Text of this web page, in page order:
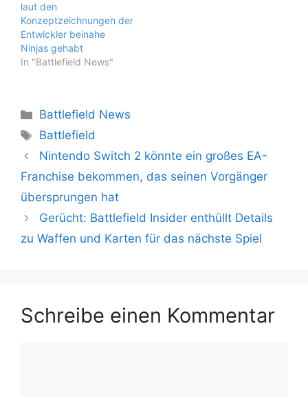
laut den
Konzeptzeichnungen der
Entwickler beinahe
Ninjas gehabt
In "Battlefield News"
Kategorien
Battlefield News
Schlagwörter
Battlefield
Nintendo Switch 2 könnte ein großes EA-
Franchise bekommen, das seinen Vorgänger
übersprungen hat
Gerücht: Battlefield Insider enthüllt Details
zu Waffen und Karten für das nächste Spiel
Schreibe einen Kommentar